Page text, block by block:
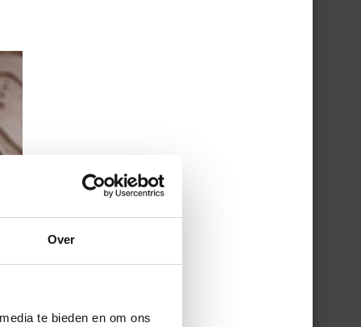
Over
te bieden en om ons